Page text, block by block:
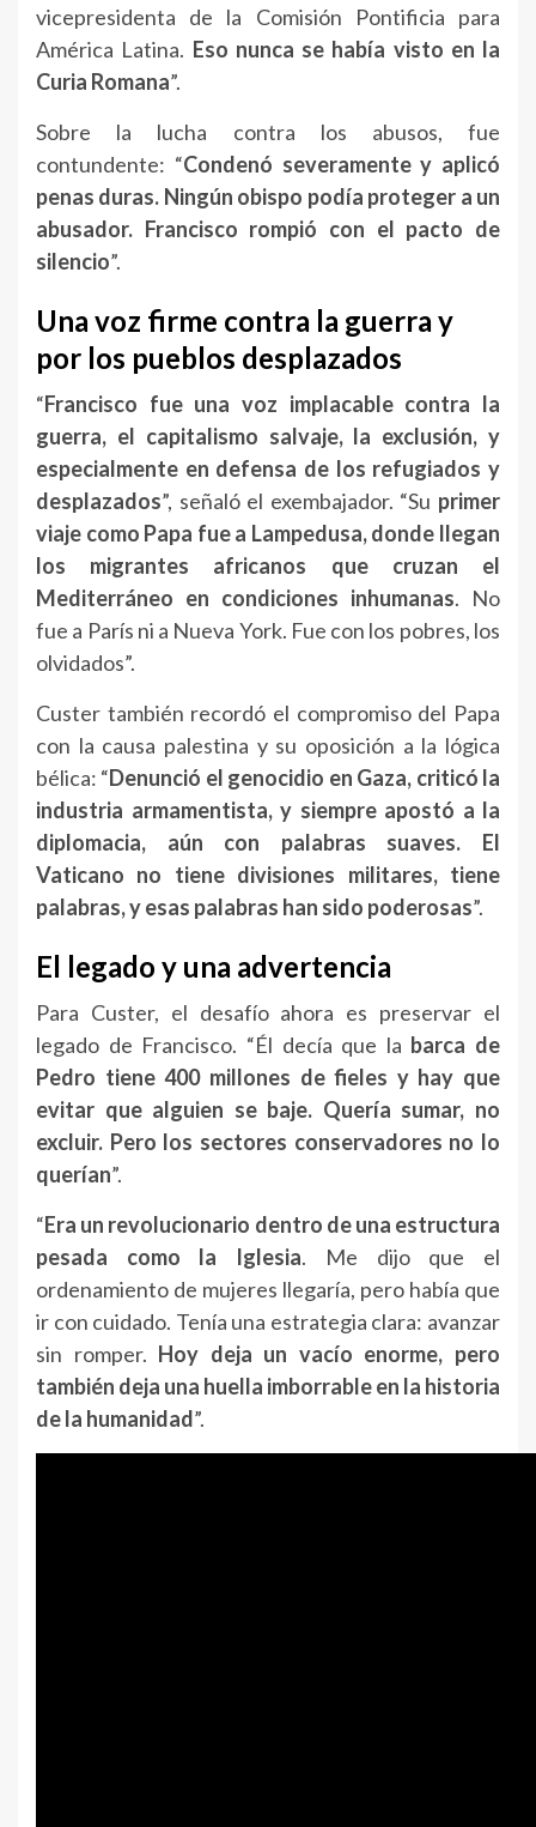
vicepresidenta de la Comisión Pontificia para
América Latina. Eso nunca se había visto en la
Curia Romana”.
Sobre la lucha contra los abusos, fue
contundente: “Condenó severamente y aplicó
penas duras. Ningún obispo podía proteger a un
abusador. Francisco rompió con el pacto de
silencio”.
Una voz firme contra la guerra y
por los pueblos desplazados
“Francisco fue una voz implacable contra la
guerra, el capitalismo salvaje, la exclusión, y
especialmente en defensa de los refugiados y
desplazados”, señaló el exembajador. “Su primer
viaje como Papa fue a Lampedusa, donde llegan
los migrantes africanos que cruzan el
Mediterráneo en condiciones inhumanas. No
fue a París ni a Nueva York. Fue con los pobres, los
olvidados”.
Custer también recordó el compromiso del Papa
con la causa palestina y su oposición a la lógica
bélica: “Denunció el genocidio en Gaza, criticó la
industria armamentista, y siempre apostó a la
diplomacia, aún con palabras suaves. El
Vaticano no tiene divisiones militares, tiene
palabras, y esas palabras han sido poderosas”.
El legado y una advertencia
Para Custer, el desafío ahora es preservar el
legado de Francisco. “Él decía que la barca de
Pedro tiene 400 millones de fieles y hay que
evitar que alguien se baje. Quería sumar, no
excluir. Pero los sectores conservadores no lo
querían”.
“Era un revolucionario dentro de una estructura
pesada como la Iglesia. Me dijo que el
ordenamiento de mujeres llegaría, pero había que
ir con cuidado. Tenía una estrategia clara: avanzar
sin romper. Hoy deja un vacío enorme, pero
también deja una huella imborrable en la historia
de la humanidad”.